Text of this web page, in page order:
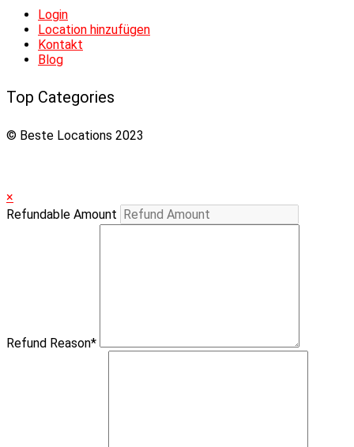
Login
Location hinzufügen
Kontakt
Blog
Top Categories
© Beste Locations 2023
×
Refundable Amount
Refund Reason*